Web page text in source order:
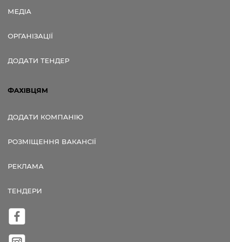
МЕДІА
ОРГАНІЗАЦІЇ
ДОДАТИ ТЕНДЕР
ФАХІВЦЯМ
ДОДАТИ КОМПАНІЮ
РОЗМІЩЕННЯ ВАКАНСІЇ
РЕКЛАМА
ТЕНДЕРИ